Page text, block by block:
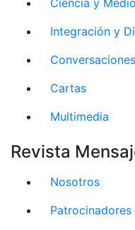
Integración y
Conversaciones
Cartas
Multimedia
Revista
Nosotros
Patrocinadores